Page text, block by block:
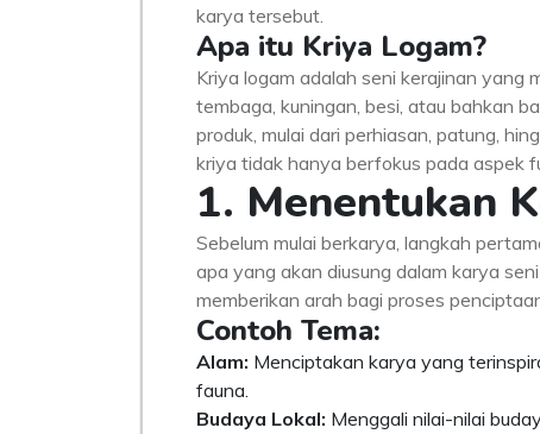
karya tersebut.
Apa itu Kriya Logam?
Kriya logam adalah seni kerajinan yang
tembaga, kuningan, besi, atau bahkan
produk, mulai dari perhiasan, patung,
kriya tidak hanya berfokus pada aspek
1. Menentukan
Sebelum mulai berkarya, langkah
apa yang akan diusung dalam karya
memberikan arah bagi proses
Contoh Tema:
Alam: Menciptakan karya yang
fauna.
Budaya Lokal: Menggali nilai-nilai